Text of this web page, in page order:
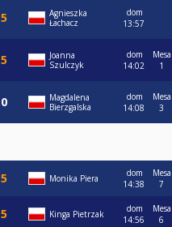
Agnieszka
Łachacz
dom
13:57
Joanna
Szulczyk
dom
14:02
Mesa
1
Magdalena
Bierzgalska
dom
14:08
Mesa
3
Monika Piera
dom
14:38
Mesa
7
Kinga Pietrzak
dom
14:56
Mesa
6